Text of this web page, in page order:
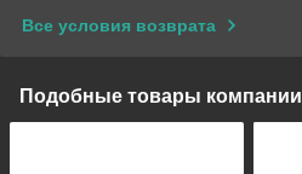
Все условия возврата
Подобные товары компании